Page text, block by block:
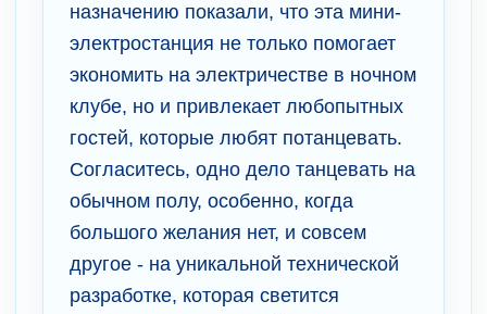
назначению показали, что эта мини-
электростанция не только помогает
экономить на электричестве в ночном
клубе, но и привлекает любопытных
гостей, которые любят потанцевать.
Согласитесь, одно дело танцевать на
обычном полу, особенно, когда
большого желания нет, и совсем
другое - на уникальной технической
разработке, которая светится